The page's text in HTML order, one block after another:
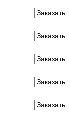
Заказать
Заказать
Заказать
Заказать
Заказать